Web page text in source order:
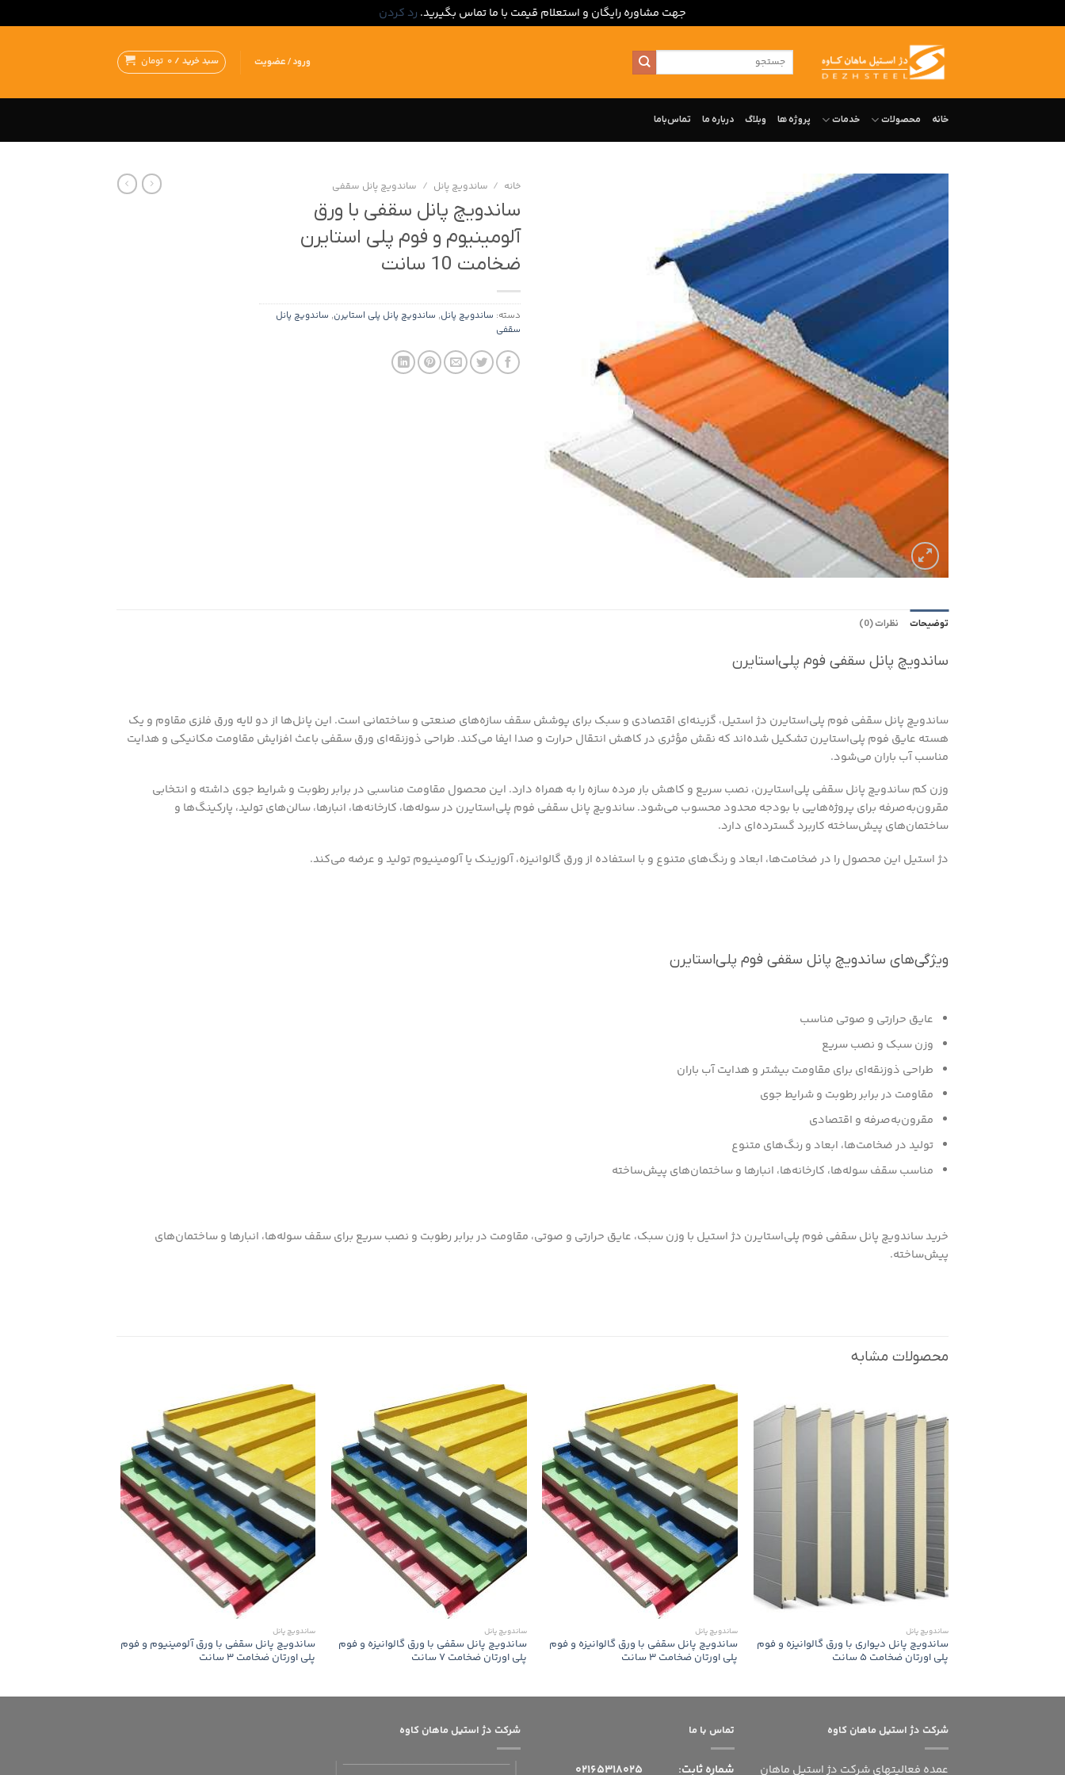
جهت مشاوره رایگان و استعلام قیمت با ما تماس بگیرید. رد کردن
جستجو
برای:
ورود / عضویت سبد خرید / 0 تومان
خانه محصولات خدمات پروژه ها وبلاگ درباره‌ ما تماس‌با‌ما
خانه / ساندویچ پانل / ساندویچ پانل سقفی
ساندویچ پانل سقفی با ورق
آلومینیوم و فوم پلی استایرن
ضخامت 10 سانت
دسته: ساندویچ پانل, ساندویچ پانل پلی استایرن, ساندویچ پانل
سقفی
توضیحات نظرات (0)
ساندویچ پانل سقفی فوم پلی‌استایرن
ساندویچ پانل سقفی فوم پلی‌استایرن دژ استیل، گزینه‌ای اقتصادی و سبک برای پوشش سقف سازه‌های صنعتی و ساختمانی است. این پانل‌ها از دو لایه ورق فلزی مقاوم و یک
هسته عایق فوم پلی‌استایرن تشکیل شده‌اند که نقش مؤثری در کاهش انتقال حرارت و صدا ایفا می‌کند. طراحی ذوزنقه‌ای ورق سقفی باعث افزایش مقاومت مکانیکی و هدایت
مناسب آب باران می‌شود.
وزن کم ساندویچ پانل سقفی پلی‌استایرن، نصب سریع و کاهش بار مرده سازه را به همراه دارد. این محصول مقاومت مناسبی در برابر رطوبت و شرایط جوی داشته و انتخابی
مقرون‌به‌صرفه برای پروژه‌هایی با بودجه محدود محسوب می‌شود. ساندویچ پانل سقفی فوم پلی‌استایرن در سوله‌ها، کارخانه‌ها، انبارها، سالن‌های تولید، پارکینگ‌ها و
ساختمان‌های پیش‌ساخته کاربرد گسترده‌ای دارد.
دژ استیل این محصول را در ضخامت‌ها، ابعاد و رنگ‌های متنوع و با استفاده از ورق گالوانیزه، آلوزینک یا آلومینیوم تولید و عرضه می‌کند.
ویژگی‌های ساندویچ پانل سقفی فوم پلی‌استایرن
عایق حرارتی و صوتی مناسب
وزن سبک و نصب سریع
طراحی ذوزنقه‌ای برای مقاومت بیشتر و هدایت آب باران
مقاومت در برابر رطوبت و شرایط جوی
مقرون‌به‌صرفه و اقتصادی
تولید در ضخامت‌ها، ابعاد و رنگ‌های متنوع
مناسب سقف سوله‌ها، کارخانه‌ها، انبارها و ساختمان‌های پیش‌ساخته
خرید ساندویچ پانل سقفی فوم پلی‌استایرن دژ استیل با وزن سبک، عایق حرارتی و صوتی، مقاومت در برابر رطوبت و نصب سریع برای سقف سوله‌ها، انبارها و ساختمان‌های
پیش‌ساخته.
محصولات مشابه
ساندویچ پانل
ساندویچ پانل دیواری با ورق گالوانیزه و فوم
پلی اورتان ضخامت 5 سانت
ساندویچ پانل
ساندویچ پانل سقفی با ورق گالوانیزه و فوم
پلی اورتان ضخامت 3 سانت
ساندویچ پانل
ساندویچ پانل سقفی با ورق گالوانیزه و فوم
پلی اورتان ضخامت 7 سانت
ساندویچ پانل
ساندویچ پانل سقفی با ورق آلومینیوم و فوم
پلی اورتان ضخامت 3 سانت
شرکت دژ استیل ماهان کاوه
عمده فعالیتهای شرکت دژ استیل ماهان
تماس با ما
شماره ثابت:
شرکت دژ استیل ماهان کاوه